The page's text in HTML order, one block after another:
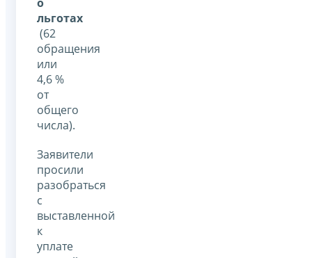
льготах
(62
обращения
или
4,6 %
от
общего
числа).
Заявители
просили
разобраться
с
выставленной
к
уплате